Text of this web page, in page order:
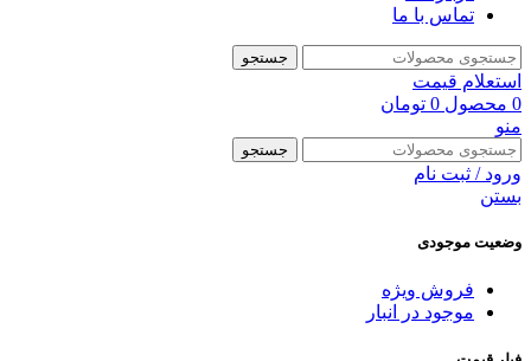
تماس با ما
جستجو
استعلام قیمت
0 محصول 0 تومان
منو
جستجو
ورود / ثبت نام
بستن
وضعیت موجودی
فروش ویژه
موجود در انبار